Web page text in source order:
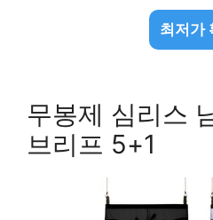
최저가
무봉제 심리스
브리프 5+1